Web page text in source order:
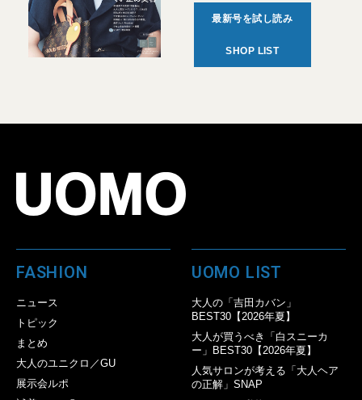
最新号を試し読み
SHOP LIST
FASHION
ニュース
トピック
まとめ
大人のユニクロ／GU
展示会ルポ
UOMO LIST
大人の「吉田カバン」
BEST30【2026年夏】
大人が買うべき「白スニーカ
ー」BEST30【2026年夏】
人気サロンが考える「大人ヘア
の正解」SNAP